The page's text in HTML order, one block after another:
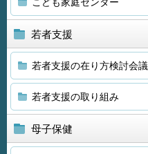
若者支援
若者支援の在り方検討会議
若者支援の取り組み
母子保健